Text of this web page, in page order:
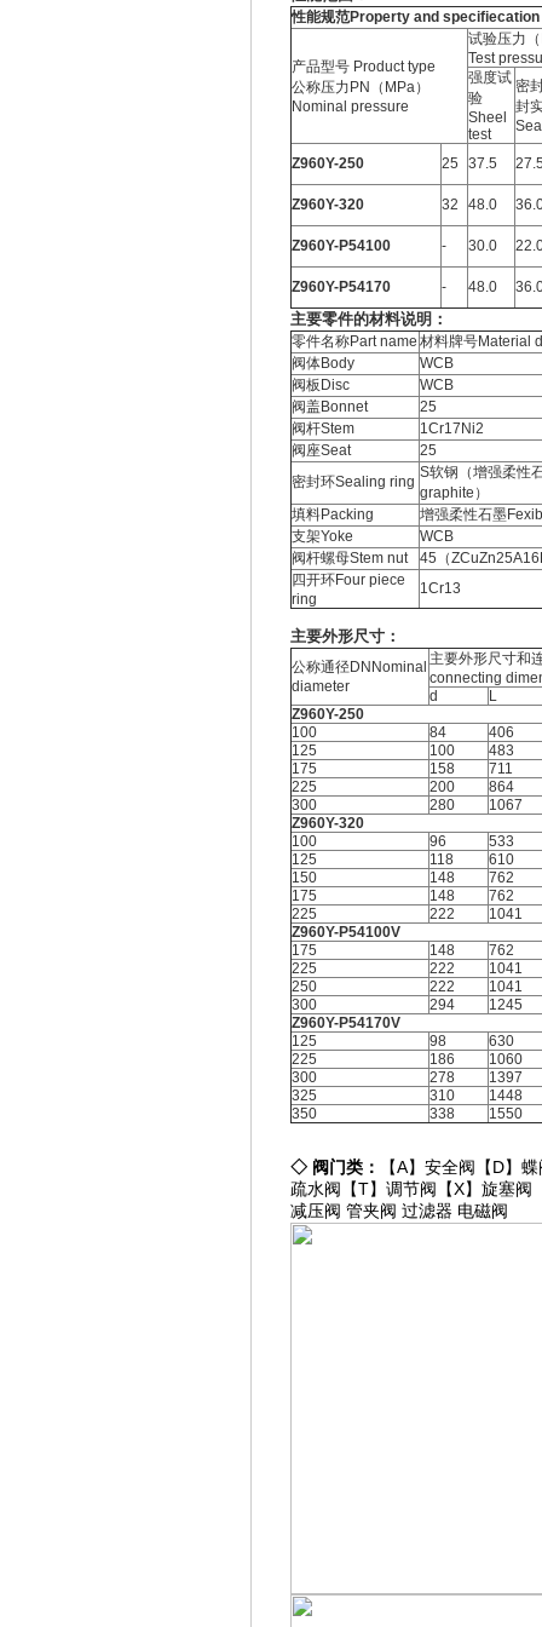
性能规范Property and specifiecation
产品型号 Product type
公称压力PN（MPa）
Nominal pressure
试验压力
Test
强度试
验
Sheel
test
密
封
Z960Y-250 25 37.5
Z960Y-320 32 48.0
Z960Y-P54100 - 30.0
Z960Y-P54170 - 48.0
主要零件的材料说明：
零件名称Part name 材料牌号Material
阀体Body
WCB
阀板Disc
WCB
阀盖Bonnet
25
阀杆Stem
1Cr17Ni2
阀座Seat
25
密封环Sealing ring
S软钢（增强柔性
graphite）
填料Packing
增强柔性石墨
支架Yoke
WCB
阀杆螺母Stem nut
45（
四开环Four piece
ring
1Cr13
主要外形尺寸：
公称通径DNNominal
diameter
主要外形尺寸和
connecting
d
L
Z960Y-250
100
84
406
125
100
483
175
158
711
225
200
864
300
280
1067
Z960Y-320
100
96
533
125
118
610
150
148
762
175
148
762
225
222
1041
Z960Y-P54100V
175
148
762
225
222
1041
250
222
1041
300
294
1245
Z960Y-P54170V
125
98
630
225
186
1060
300
278
1397
325
310
1448
350
338 1550
◇ 阀门类： 【A】 安全阀 【D】 蝶
疏水阀 【T】 调节阀 【X】 旋塞阀
减压阀 管夹阀 过滤器 电磁阀